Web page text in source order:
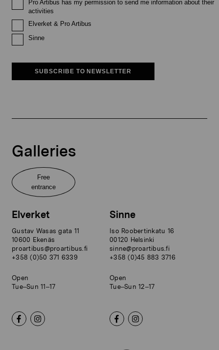
Pro Artibus has my permission to send me information about their
activities
Elverket & Pro Artibus
Sinne
SUBSCRIBE TO NEWSLETTER
Galleries
Free
entrance
Elverket
Gustav Wasas gata 11
10600 Ekenäs
proartibus@proartibus.fi
+358 (0)50 371 6339
Open
Tue–Sun 11–17
Sinne
Iso Roobertinkatu 16
00120 Helsinki
sinne@proartibus.fi
+358 (0)45 883 3716
Open
Tue–Sun 12–17